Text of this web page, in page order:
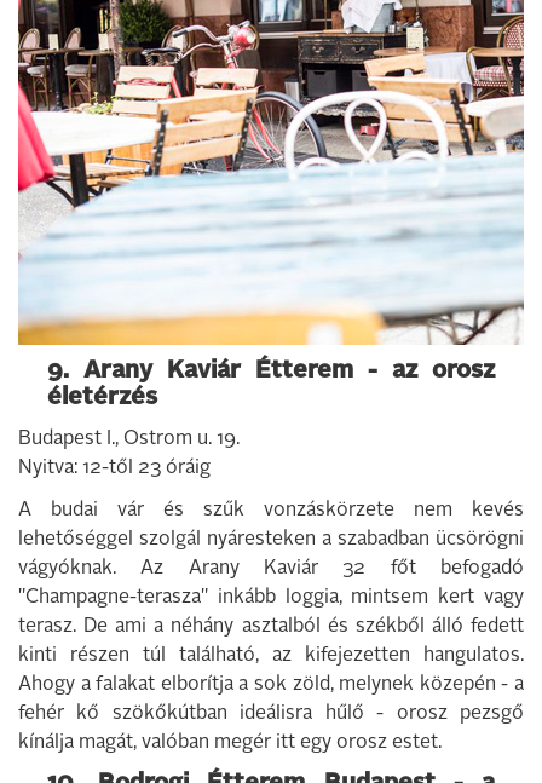
9. Arany Kaviár Étterem - az orosz
életérzés
Budapest I., Ostrom u. 19.
Nyitva: 12-től 23 óráig
A budai vár és szűk vonzáskörzete nem kevés
lehetőséggel szolgál nyáresteken a szabadban ücsörögni
vágyóknak. Az Arany Kaviár 32 főt befogadó
"Champagne-terasza" inkább loggia, mintsem kert vagy
terasz. De ami a néhány asztalból és székből álló fedett
kinti részen túl található, az kifejezetten hangulatos.
Ahogy a falakat elborítja a sok zöld, melynek közepén - a
fehér kő szökőkútban ideálisra hűlő - orosz pezsgő
kínálja magát, valóban megér itt egy orosz estet.